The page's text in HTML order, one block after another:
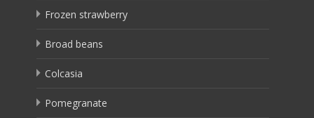
Frozen strawberry
Broad beans
Colcasia
Pomegranate